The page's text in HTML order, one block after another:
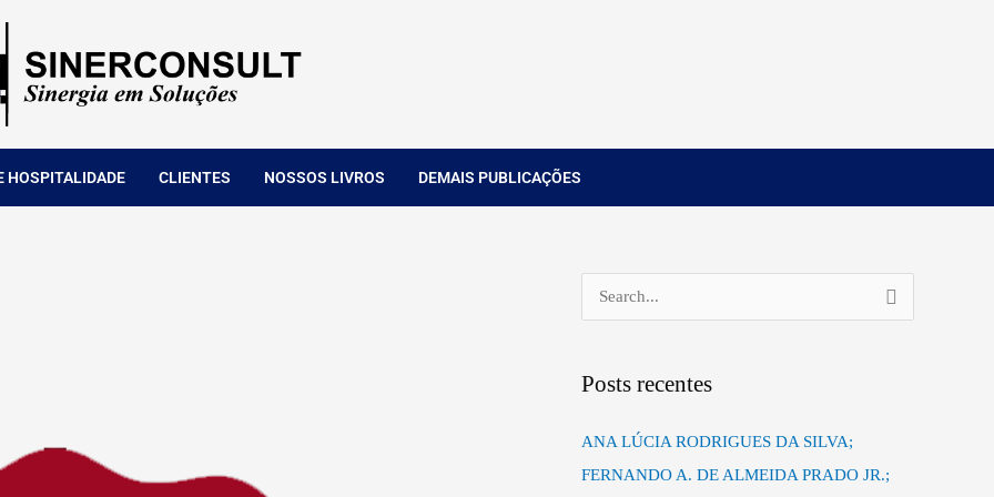
HOSPITALIDADE CLIENTES NOSSOS LIVROS DEMAIS PUBLICAÇÕES
u
i
Posts recentes
ANA LÚCIA RODRIGUES DA SILVA;
FERNANDO A. DE ALMEIDA PRADO JR.;